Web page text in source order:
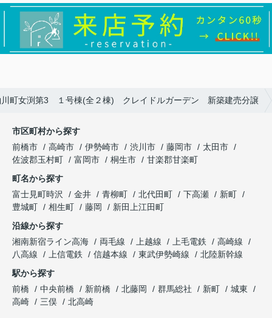
川町女渕第3 １号棟(全２棟) クレイドルガーデン 新築建売分譲
市区町村から探す
前橋市
高崎市 伊勢崎市 渋川市 藤岡市
太田市
佐波郡玉村町
富岡市 桐生市
甘楽郡甘楽町
町名から探す
富士見町時沢
金井 青柳町 北代田町 下高瀬
新町
豊城町
相生町 藤岡
新田上江田町
沿線から探す
湘南新宿ライン高海
両毛線 上越線 上毛電鉄
高崎線
八高線
上信電鉄 信越本線 東武伊勢崎線
北陸新幹線
駅から探す
前橋
中央前橋 新前橋 北藤岡 群馬総社 新町
城東
高崎
三俣 北高崎